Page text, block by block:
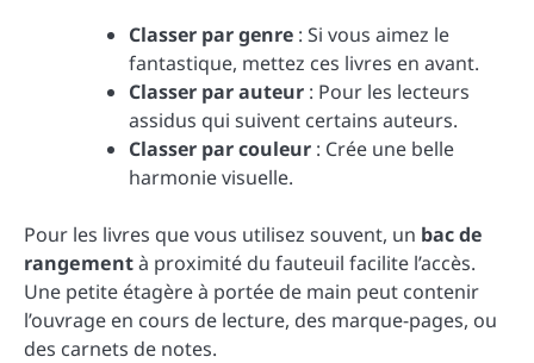
Classer par genre : Si vous aimez le
fantastique, mettez ces livres en avant.
Classer par auteur : Pour les lecteurs
assidus qui suivent certains auteurs.
Classer par couleur : Crée une belle
harmonie visuelle.
Pour les livres que vous utilisez souvent, un bac de
rangementà proximité du fauteuil facilite l’accès.
Une petite étagère à portée de main peut contenir
l’ouvrage en cours de lecture, des marque-pages, ou
des carnets de notes.